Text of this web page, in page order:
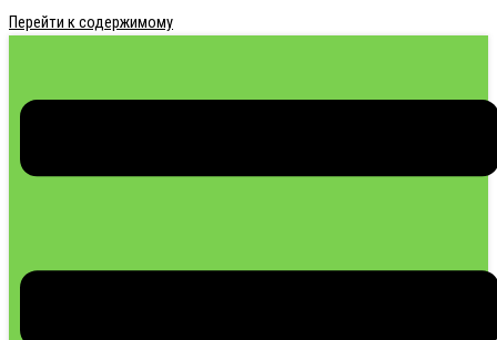
Перейти к содержимому